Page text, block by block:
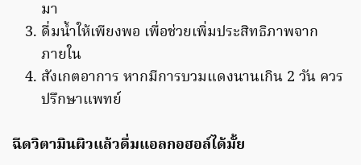
มา
ดื่มน้ำให้เพียงพอ เพื่อช่วยเพิ่มประสิทธิภาพจาก
ภายใน
สังเกตอาการ หากมีการบวมแดงนานเกิน 2 วัน ควร
ปรึกษาแพทย์
ฉีดวิตามินผิวแล้วดื่มแอลกอฮอล์ได้มั้ย